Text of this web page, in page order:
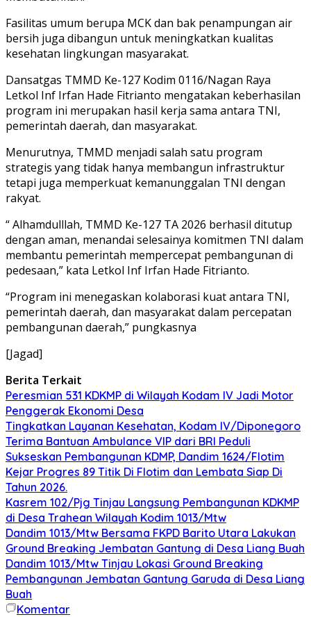
Fasilitas umum berupa MCK dan bak penampungan air
bersih juga dibangun untuk meningkatkan kualitas
kesehatan lingkungan masyarakat.
Dansatgas TMMD Ke-127 Kodim 0116/Nagan Raya
Letkol Inf Irfan Hade Fitrianto mengatakan keberhasilan
program ini merupakan hasil kerja sama antara TNI,
pemerintah daerah, dan masyarakat.
Menurutnya, TMMD menjadi salah satu program
strategis yang tidak hanya membangun infrastruktur
tetapi juga memperkuat kemanunggalan TNI dengan
rakyat.
“ Alhamdulllah, TMMD Ke-127 TA 2026 berhasil ditutup
dengan aman, menandai selesainya komitmen TNI dalam
membantu pemerintah mempercepat pembangunan di
pedesaan,” kata Letkol Inf Irfan Hade Fitrianto.
“Program ini menegaskan kolaborasi kuat antara TNI,
pemerintah daerah, dan masyarakat dalam percepatan
pembangunan daerah,” pungkasnya
[Jagad]
Berita Terkait
Peresmian 531 KDKMP di Wilayah Kodam IV Jadi Motor
Penggerak Ekonomi Desa
Tingkatkan Layanan Kesehatan, Kodam IV/Diponegoro
Terima Bantuan Ambulance VIP dari BRI Peduli
Sukseskan Pembangunan KDMP, Dandim 1624/Flotim
Kejar Progres 89 Titik Di Flotim dan Lembata Siap Di
Tahun 2026.
Kasrem 102/Pjg Tinjau Langsung Pembangunan KDKMP
di Desa Trahean Wilayah Kodim 1013/Mtw
Dandim 1013/Mtw Bersama FKPD Barito Utara Lakukan
Ground Breaking Jembatan Gantung di Desa Liang Buah
Dandim 1013/Mtw Tinjau Lokasi Ground Breaking
Pembangunan Jembatan Gantung Garuda di Desa Liang
Buah
Komentar